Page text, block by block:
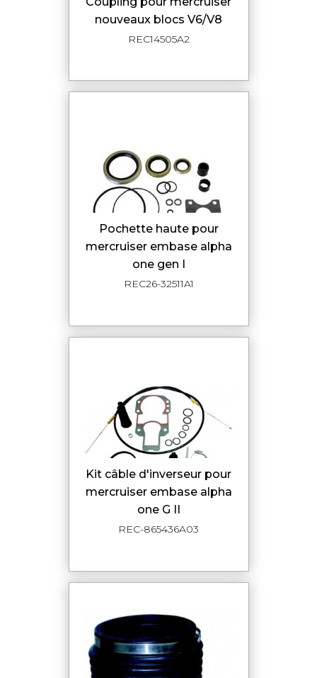
nouveaux blocs V6/V8
REC14505A2
pochette haute pour
mercruiser embase alpha
one gen I
REC26-32511A1
kit câble d'inverseur pour
mercruiser embase alpha
one G II
REC-865436A03